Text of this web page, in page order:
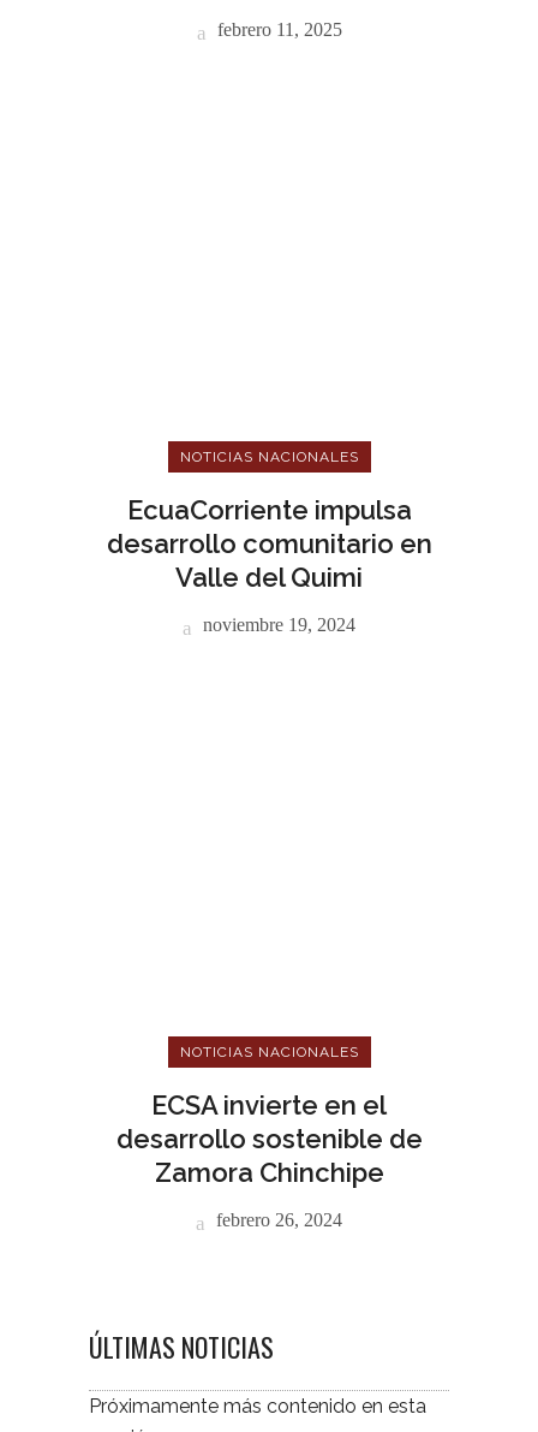
febrero 11, 2025
NOTICIAS NACIONALES
EcuaCorriente impulsa
desarrollo comunitario en
Valle del Quimi
noviembre 19, 2024
NOTICIAS NACIONALES
ECSA invierte en el
desarrollo sostenible de
Zamora Chinchipe
febrero 26, 2024
ÚLTIMAS NOTICIAS
Próximamente más contenido en esta